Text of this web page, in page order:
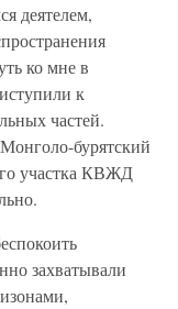
деятелем,
ко мне в
к
частей.
бурятский
участка КВЖД
захватывали